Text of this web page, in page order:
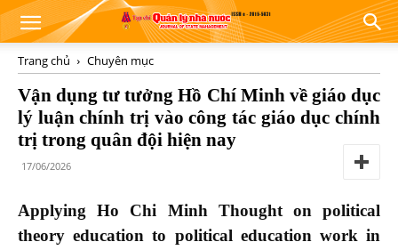
Trang chủ Chuyên mục
Vận dụng tư tưởng Hồ Chí Minh về giáo dục
lý luận chính trị vào công tác giáo dục chính
trị trong quân đội hiện nay
17/06/2026
Applying Ho Chi Minh Thought on political
theory education to political education work in